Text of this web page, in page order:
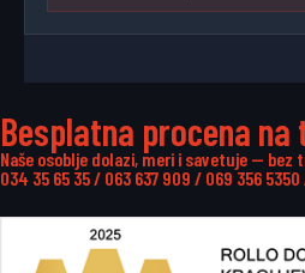
Besplatna procena na
Naše osoblje dolazi, meri i savetuje — bez
034 35 65 35/ 063 637 909 / 069 356 5350